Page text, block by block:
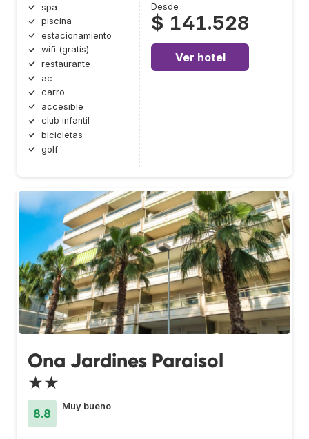
spa
piscina
estacionamiento
wifi (gratis)
restaurante
ac
carro
accesible
club infantil
bicicletas
golf
Desde
$ 141.528
Ver hotel
Ona Jardines Paraisol
★★
8.8
Muy bueno